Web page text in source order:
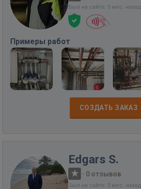
Был на сайте: 5 мес. назад
Примеры работ
СОЗДАТЬ ЗАКАЗ
Edgars S.
· 0 отзывов
Был на сайте: 5 мес. назад